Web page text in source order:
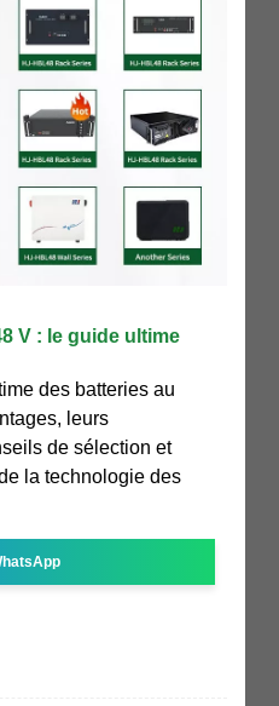
V : le guide ultime
des batteries au
leurs
de sélection et
la technologie des